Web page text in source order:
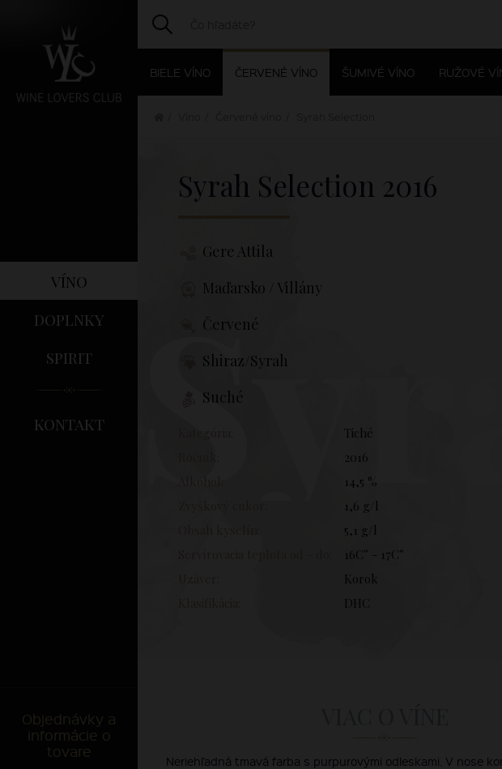
víno
doplnky
spirit
kontakt
Objednávky a
informácie o
tovare
BIELE VÍNO ČERVENÉ VÍNO ŠUMIVÉ VÍNO RUŽOVÉ
Syrah Selection 2016
Gere Attila
Maďarsko / Villány
Červené
Shiraz/Syrah
Suché
Tiché
2016
14,5 %
1,6 g/l
5,1 g/l
16C° - 17C°
Korok
DHC
Neriehľadná tmavá farba s purpurovými odleskami. V nose